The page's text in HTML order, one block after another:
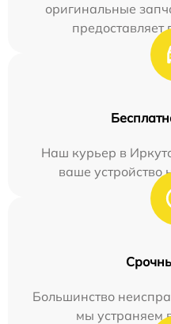
оригинальные
предоставляет
Наш курьер в
ваше устройство
Большинство
мы устраняем